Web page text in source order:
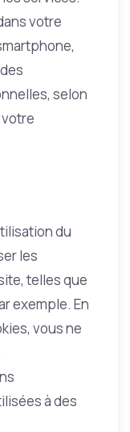
votre
selon
du
les
telles que
exemple. En
vous ne
à des